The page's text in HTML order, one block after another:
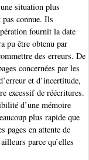
situation plus
pas connue. Ils
fournit la date
pu être obtenu par
des erreurs. De
concernées par les
et d’incertitude,
excessif de réécritures.
d’une mémoire
plus rapide que
pages en attente de
parce qu’elles